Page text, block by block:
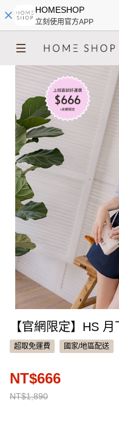
HOMESHOP
立刻使用官方APP
【官網限定】HS
超取免運費 國家/地區配送
NT$1,890
NT$666